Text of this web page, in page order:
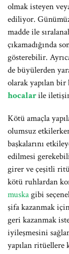
olmak isteyen
ediliyor.
madde ile
çıkamadığında
gösterebilir.
de büyülerden
olarak yapılan
hocalarile
Kötü amaçla
olumsuz
başkalarını
edilmesi
girer ve çeşitli
kötü ruhlardan
muskagibi
şifa kazanmak
geri kazanmak
iyileşmesini
yapılan ritüellere